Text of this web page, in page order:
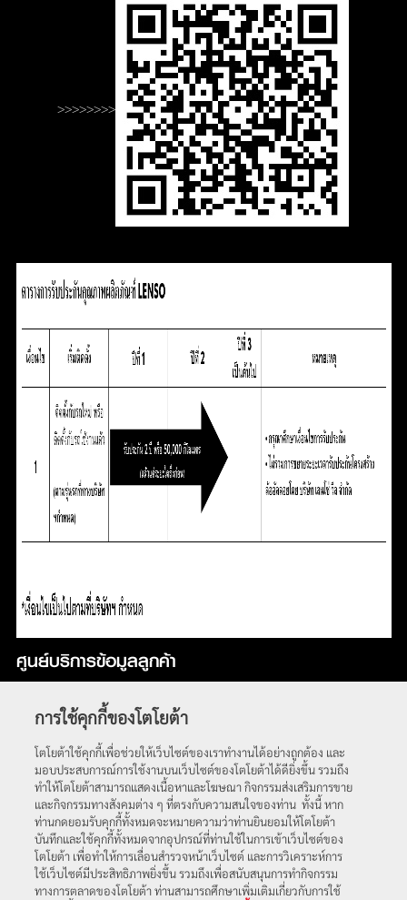
>>>>>>>>
ศูนย์บริการข้อมูลลูกค้า
ตลอด 24 ชั่วโมง
อีเมล์ :contactcenter@toyota.co.th
กลับสู่หน้าหลัก
การใช้คุกกี้ของโตโยต้า
โตโยต้าใช้คุกกี้เพื่อช่วยให้เว็บไซต์ของเราทำงานได้อย่างถูกต้อง และ
มอบประสบการณ์การใช้งานบนเว็บไซต์ของโตโยต้าได้ดียิ่งขึ้น รวมถึง
ทำให้โตโยต้าสามารถแสดงเนื้อหาและโฆษณา กิจกรรมส่งเสริมการขาย
และกิจกรรมทางสังคมต่าง ๆ ที่ตรงกับความสนใจของท่าน ทั้งนี้ หาก
ท่านกดยอมรับคุกกี้ทั้งหมดจะหมายความว่าท่านยินยอมให้โตโยต้า
บันทึกและใช้คุกกี้ทั้งหมดจากอุปกรณ์ที่ท่านใช้ในการเข้าเว็บไซต์ของ
โตโยต้า เพื่อทำให้การเลื่อนสำรวจหน้าเว็บไซต์ และการวิเคราะห์การ
ใช้เว็บไซต์มีประสิทธิภาพยิ่งขึ้น รวมถึงเพื่อสนับสนุนการทำกิจกรรม
ทางการตลาดของโตโยต้า ท่านสามารถศึกษาเพิ่มเติมเกี่ยวกับการใช้